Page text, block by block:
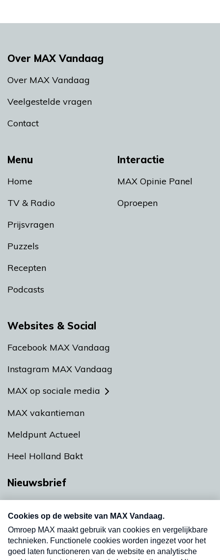
Menu
Home
TV & Radio
Prijsvragen
Puzzels
Recepten
Podcasts
Interactie
MAX Opinie Panel
Oproepen
Over MAX Vandaag
Over MAX Vandaag
Veelgestelde vragen
Contact
Websites & Social
Facebook MAX Vandaag
Instagram MAX Vandaag
MAX op sociale media
MAX vakantieman
Meldpunt Actueel
Heel Holland Bakt
Nieuwsbrief
nieuwsbrief. Elke vrijdag- en dinsdagochtend in
uw mailbox.
Verzend